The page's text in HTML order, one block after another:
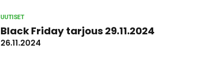
UUTISET
Black Friday tarjous 29.11.2024
26.11.2024